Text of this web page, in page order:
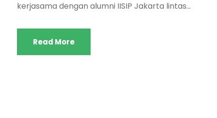
kerjasama dengan alumni IISIP Jakarta lintas...
Read More